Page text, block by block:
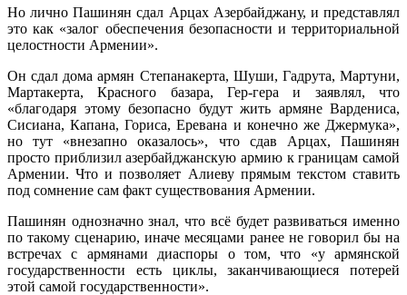
Но лично Пашинян сдал Арцах Азербайджану, и представлял
это как «залог обеспечения безопасности и территориальной
целостности Армении».
Он сдал дома армян Степанакерта, Шуши, Гадрута, Мартуни,
Мартакерта, Красного базара, Гер-гера и заявлял, что
«благодаря этому безопасно будут жить армяне Вардениса,
Сисиана, Капана, Гориса, Еревана и конечно же Джермука»,
но тут «внезапно оказалось», что сдав Арцах, Пашинян
просто приблизил азербайджанскую армию к границам самой
Армении. Что и позволяет Алиеву прямым текстом ставить
под сомнение сам факт существования Армении.
Пашинян однозначно знал, что всё будет развиваться именно
по такому сценарию, иначе месяцами ранее не говорил бы на
встречах с армянами диаспоры о том, что «у армянской
государственности есть циклы, заканчивающиеся потерей
этой самой государственности».